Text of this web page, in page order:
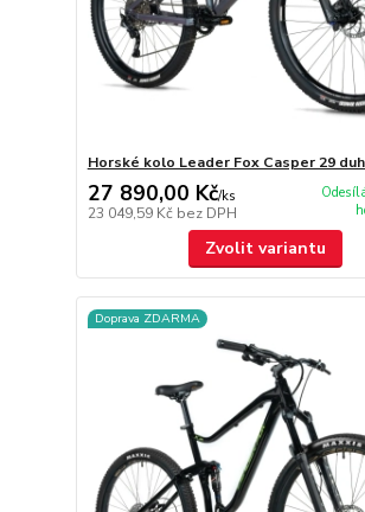
Horské kolo Leader Fox Casper 29
27 890,00 Kč/ks
23 049,59 Kč bez DPH
Zvolit variantu
Doprava ZDARMA